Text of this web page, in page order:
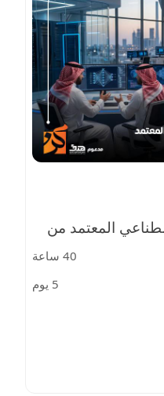
المعتمد من
40 ساعة
5 يوم